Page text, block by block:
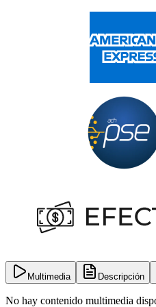
Multimedia Descripción
No hay contenido multimedia